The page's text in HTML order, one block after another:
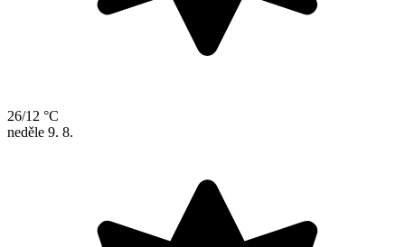
26/12 °C
neděle 9. 8.